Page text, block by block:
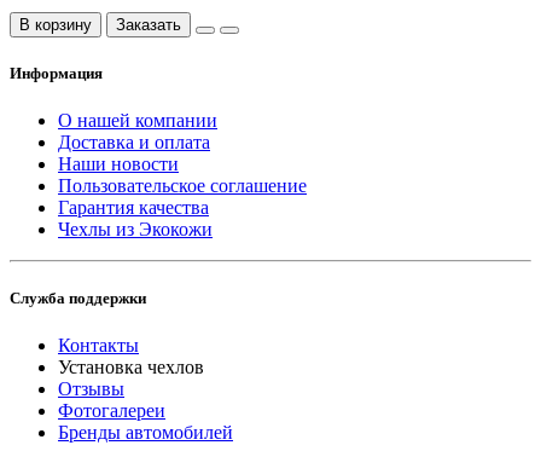
В корзину Заказать
Информация
О нашей компании
Доставка и оплата
Наши новости
Пользовательское соглашение
Гарантия качества
Чехлы из Экокожи
Служба поддержки
Контакты
Установка чехлов
Отзывы
Фотогалереи
Бренды автомобилей